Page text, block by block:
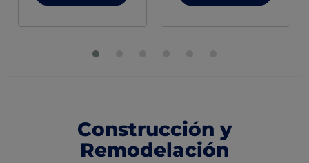
Construcción y
Remodelación